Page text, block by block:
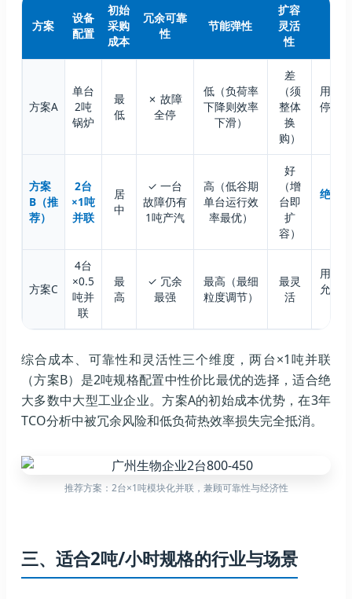
方案
设备
配置
初始
采购
成本
冗余可靠
性
节能弹性
扩容
灵活
性
方案A
单台
2吨
锅炉
最
低
✗ 故障
全停
低（负荷率
下降则效率
下滑）
差
（须
整体
换
购）
用汽
停机
方案
B（推
荐）
2台
×1吨
并联
居
中
✓ 一台
故障仍有
1吨产汽
高（低谷期
单台运行效
率最优）
好
（增
台即
扩
容）
绝大
方案C
4台
×0.5
吨并
联
最
高
✓ 冗余
最强
最高（最细
粒度调节）
最灵
活
用汽
允许
综合成本、可靠性和灵活性三个维度，两台×1吨并联
（方案B）是2吨规格配置中性价比最优的选择，适合绝
大多数中大型工业企业。方案A的初始成本优势，在3年
TCO分析中被冗余风险和低负荷热效率损失完全抵消。
推荐方案：2台×1吨模块化并联，兼顾可靠性与经济性
三、适合2吨/小时规格的行业与场景